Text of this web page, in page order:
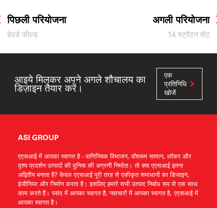
अगली परियोजना
14 स्ट्रैटन सेंट
पिछली परियोजना
हेवर्ड फील्ड
आइये मिलकर अपने अगले शौचालय का
डिज़ाइन तैयार करें।
एक
प्रतिनिधि
खोजें
ASI GROUP
एएसआई में आपका स्वागत है - वाणिज्यिक विभाजन, वॉशरूम सामान, लॉकर और
दृश्य प्रदर्शन उत्पादों की दुनिया की अग्रणी निर्माता। तो क्या एएसआई इतना
अद्वितीय बनाता है? केवल एएसआई पूरी तरह से एकीकृत समाधानों का डिजाइन,
इंजीनियर और निर्माण करता है। इसलिए हमारे सभी उत्पाद निर्बाध रूप से एक साथ
काम करते हैं। पसंद में आपका स्वागत है, नवाचारों में आपका स्वागत है, एएसआई में
आपका स्वागत है।